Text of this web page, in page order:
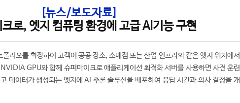
[뉴스/보도자료]
로, 엣지 컴퓨팅 환경에 고급 AI기능 구현
리오를 확장하여 고객이 공공 장소, 소매점 또는 산업 인프라와 같은 엣지 위치에서
GPU와 함께 슈퍼마이크로 애플리케이션 최적화 서버를 사용하면 사전 훈련
데이터가 생성되는 엣지에 AI 추론 솔루션을 배포하여 응답 시간과 의사 결정을 개